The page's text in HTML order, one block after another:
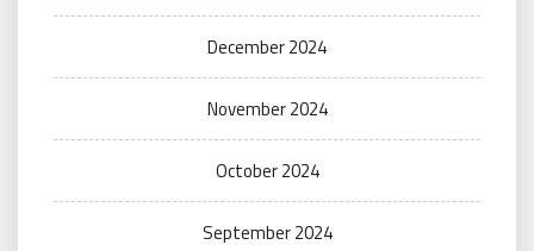
December 2024
November 2024
October 2024
September 2024